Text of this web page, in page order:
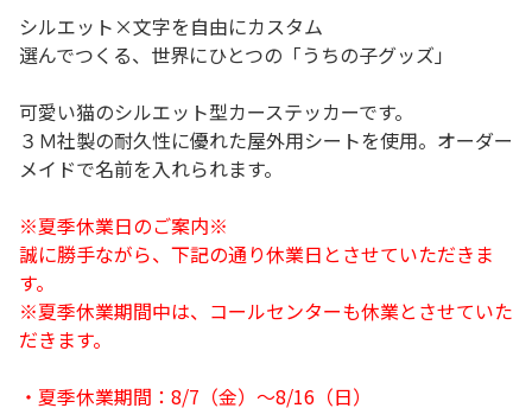
シルエット×文字を自由にカスタム
選んでつくる、世界にひとつの「うちの子グッズ」
可愛い猫のシルエット型カーステッカーです。
３Ｍ社製の耐久性に優れた屋外用シートを使用。オーダー
メイドで名前を入れられます。
※夏季休業日のご案内※
誠に勝手ながら、下記の通り休業日とさせていただきま
す。
※夏季休業期間中は、コールセンターも休業とさせていた
だきます。
・夏季休業期間：8/7（金）～8/16（日）